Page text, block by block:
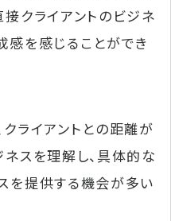
クライアントのビジネ
感を感じることができ
ライアントとの距離が
スを理解し、具体的な
を提供する機会が多い